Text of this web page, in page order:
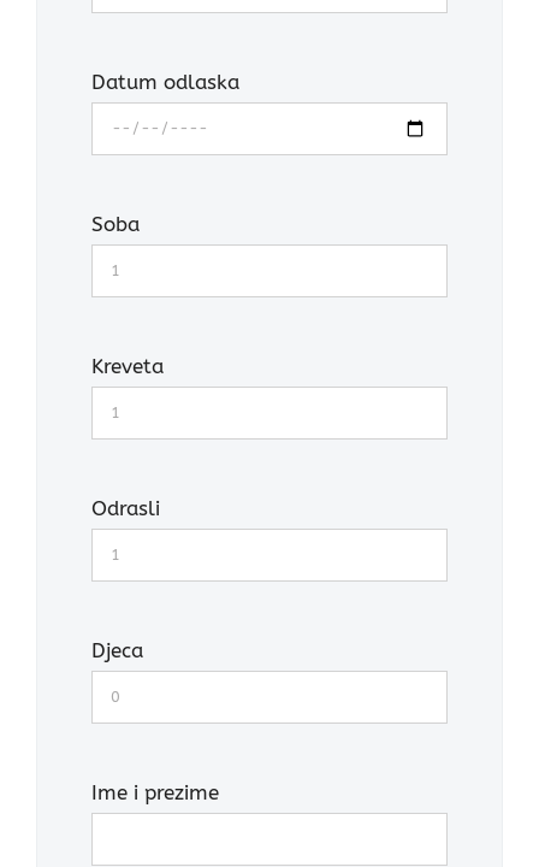
Datum odlaska
Soba
Kreveta
Odrasli
Djeca
Ime i prezime